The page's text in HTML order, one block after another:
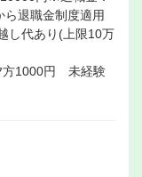
退職金制度適用
代あり(上限10万
方1000円 未経験